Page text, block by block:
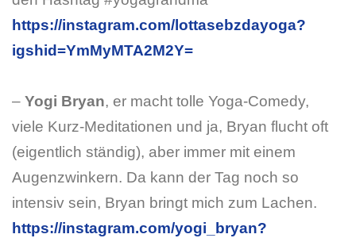
https://instagram.com/lottasebzdayoga?
igshid=YmMyMTA2M2Y=
– Yogi Bryan, er macht tolle Yoga-Comedy,
viele Kurz-Meditationen und ja, Bryan flucht oft
(eigentlich ständig), aber immer mit einem
Augenzwinkern. Da kann der Tag noch so
intensiv sein, Bryan bringt mich zum Lachen.
https://instagram.com/yogi_bryan?